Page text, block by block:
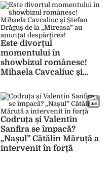
Este divorțul
momentului în
showbizul românesc!
Mihaela Cavcaliuc și
„Mireasa” au anunțat
despărțirea!
Codruța și Valentin
Sanfira se împacă?
„Nașul” Cătălin Măruță a
intervenit în forță